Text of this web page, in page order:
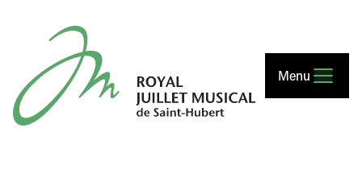
Royal Juillet Musical de Saint-Hubert
Menu